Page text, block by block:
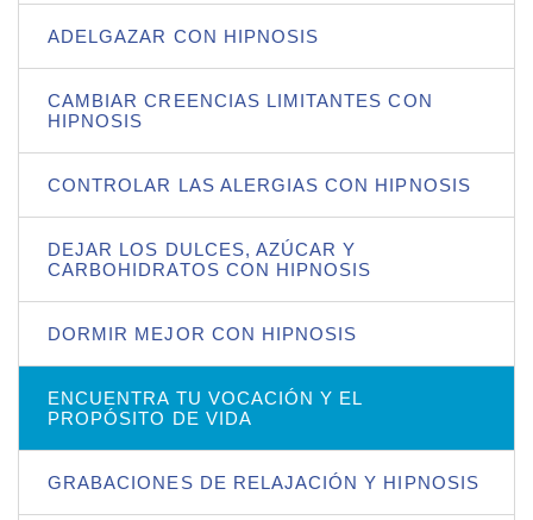
ADELGAZAR CON HIPNOSIS
CAMBIAR CREENCIAS LIMITANTES CON
HIPNOSIS
CONTROLAR LAS ALERGIAS CON HIPNOSIS
DEJAR LOS DULCES, AZÚCAR Y
CARBOHIDRATOS CON HIPNOSIS
DORMIR MEJOR CON HIPNOSIS
ENCUENTRA TU VOCACIÓN Y EL
PROPÓSITO DE VIDA
GRABACIONES DE RELAJACIÓN Y HIPNOSIS